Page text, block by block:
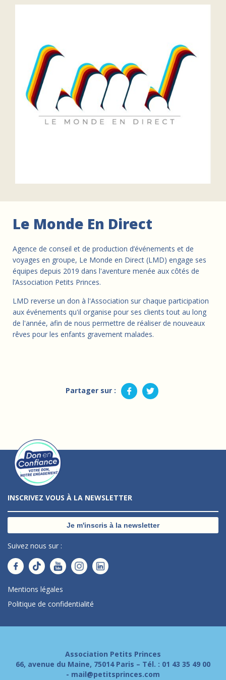
ESPACE PRESSE
JE DEVIENS
DEVENIR
Le Monde En Direct
Agence de conseil et de production d’événements et de
voyages en groupe, Le Monde en Direct (LMD) engage ses
équipes depuis 2019 dans l'aventure menée aux côtés de
l’Association Petits Princes.
LMD reverse un don à l'Association sur chaque participation
aux événements qu'il organise pour ses clients tout au long
de l'année, afin de nous permettre de réaliser de nouveaux
rêves pour les enfants gravement malades.
Partager sur :
INSCRIVEZ VOUS À LA NEWSLETTER
Je m'inscris à la newsletter
Suivez nous sur :
Mentions légales
Politique de confidentialité
Association Petits Princes
66, avenue du Maine, 75014 Paris – Tél. : 01 43 35 49 00
- mail@petitsprinces.com